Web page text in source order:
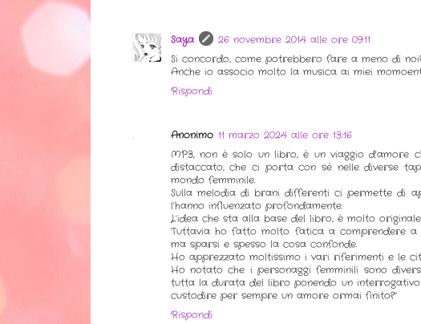
Saya
26 novembre 2014 alle ore 09:11
Si concordo, come potrebbero fare a meno di
Anche io associo molto la musica ai miei
Rispondi
Anonimo 11 marzo 2024 alle ore 13:16
MP3, non è solo un libro, è un viaggio
distaccato, che ci porta con sé nelle diverse
mondo femminile.
Sulla melodia di brani differenti ci permette di
l’hanno influenzato profondamente.
L’idea che sta alla base del libro, è molto originale.
Tuttavia ho fatto molto fatica a comprendere
ma sparsi e spesso la cosa confonde.
Ho apprezzato moltissimo i vari riferimenti e le
Ho notato che i personaggi femminili sono
tutta la durata del libro ponendo un interrogativo
custodire per sempre un amore ormai finito?”
Rispondi